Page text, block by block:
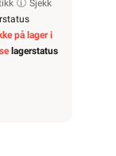
Sjekk
på lager i
lagerstatus